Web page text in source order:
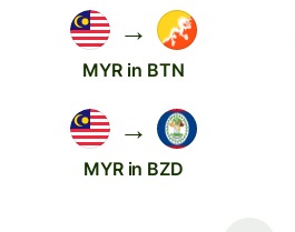
→
MYR in BTN
→
MYR in BZD